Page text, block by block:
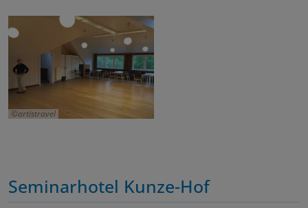
artistravel
Seminarhotel Kunze-Hof